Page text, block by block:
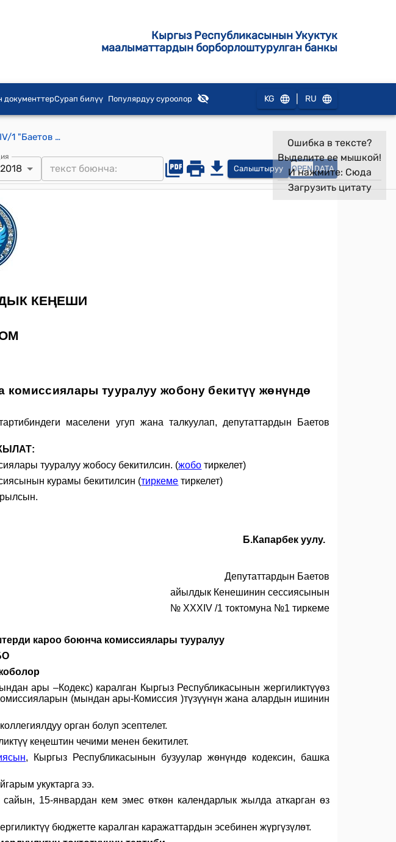
Кыргыз Республикасынын Укуктук
маалыматтардын борборлоштурулган банкы
документтерСурап билүү Популярдуу суроолор KG RU
Баетов айылдык кеңешинин2018-жылдын 28-декабрындагы № XXXIV/1 "Баетов айыл өкмөтүнүн жөнүндө иштерди кароо боюнча комиссиялары тууралуу жобону бекитүү жөнүндө" токтому
Салыштыруу OPEN DATA
Ошибка в тексте?
Выделите ее мышкой!
И нажмите: Сюда
Загрузить цитату